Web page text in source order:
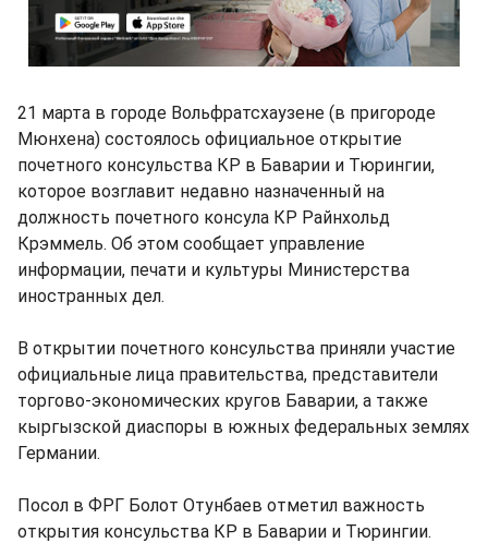
21 марта в городе Вольфратсхаузене (в пригороде
Мюнхена) состоялось официальное открытие
почетного консульства КР в Баварии и Тюрингии,
которое возглавит недавно назначенный на
должность почетного консула КР Райнхольд
Крэммель. Об этом сообщает управление
информации, печати и культуры Министерства
иностранных дел.
В открытии почетного консульства приняли участие
официальные лица правительства, представители
торгово-экономических кругов Баварии, а также
кыргызской диаспоры в южных федеральных землях
Германии.
Посол в ФРГ Болот Отунбаев отметил важность
открытия консульства КР в Баварии и Тюрингии.